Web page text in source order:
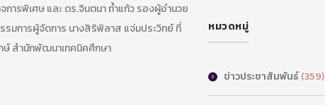
ารพิเศษ และ ดร.จินตนา ถ้ำแก้ว รองผู้อำนวย
รมการผู้จัดการ นางสิริพิลาส แจ่มประวิทย์ ที่
ษ์ สำนักพัฒนาเทคนิคศึกษา
หมวดหมู่
ข่าวประชาสัมพันธ์(359)